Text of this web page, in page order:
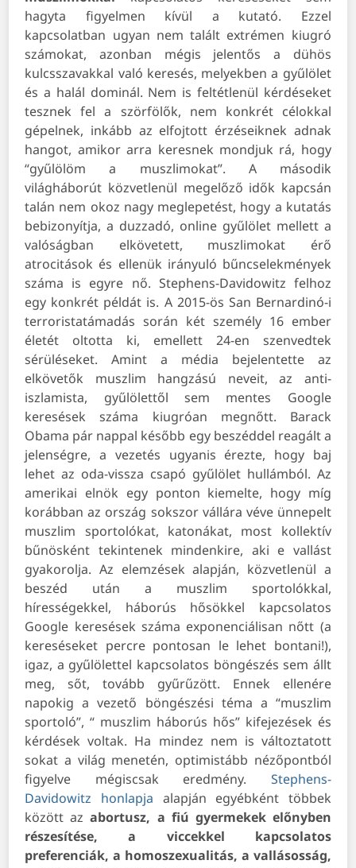
hagyta figyelmen kívül a kutató. Ezzel
kapcsolatban ugyan nem talált extrémen kiugró
számokat, azonban mégis jelentős a dühös
kulcsszavakkal való keresés, melyekben a gyűlölet
és a halál dominál. Nem is feltétlenül kérdéseket
tesznek fel a szörfölők, nem konkrét célokkal
gépelnek, inkább az elfojtott érzéseiknek adnak
hangot, amikor arra keresnek mondjuk rá, hogy
“gyűlölöm a muszlimokat”. A második
világháborút közvetlenül megelőző idők kapcsán
talán nem okoz nagy meglepetést, hogy a kutatás
bebizonyítja, a duzzadó, online gyűlölet mellett a
valóságban elkövetett, muszlimokat érő
atrocitások és ellenük irányuló bűncselekmények
száma is egyre nő. Stephens-Davidowitz felhoz
egy konkrét példát is. A 2015-ös San Bernardinó-i
terroristatámadás során két személy 16 ember
életét oltotta ki, emellett 24-en szenvedtek
sérüléseket. Amint a média bejelentette az
elkövetők muszlim hangzású neveit, az anti-
iszlamista, gyűlölettől sem mentes Google
keresések száma kiugróan megnőtt. Barack
Obama pár nappal később egy beszéddel reagált a
jelenségre, a vezetés ugyanis érezte, hogy baj
lehet az oda-vissza csapó gyűlölet hullámból. Az
amerikai elnök egy ponton kiemelte, hogy míg
korábban az ország sokszor vállára véve ünnepelt
muszlim sportolókat, katonákat, most kollektív
bűnösként tekintenek mindenkire, aki e vallást
gyakorolja. Az elemzések alapján, közvetlenül a
beszéd után a muszlim sportolókkal,
hírességekkel, háborús hősökkel kapcsolatos
Google keresések száma exponenciálisan nőtt (a
kereséseket percre pontosan le lehet bontani!),
igaz, a gyűlölettel kapcsolatos böngészés sem állt
meg, sőt, tovább gyűrűzött. Ennek ellenére
napokig a vezető böngészési téma a “muszlim
sportoló”, “ muszlim háborús hős” kifejezések és
kérdések voltak. Ha mindez nem is változtatott
sokat a világ menetén, optimistább nézőpontból
figyelve mégiscsak eredmény.
Stephens-
Davidowitz honlapja alapján egyébként többek
között azabortusz, a fiú gyermekek előnyben
részesítése, a viccekkel kapcsolatos
preferenciák, a homoszexualitás, a vallásosság,